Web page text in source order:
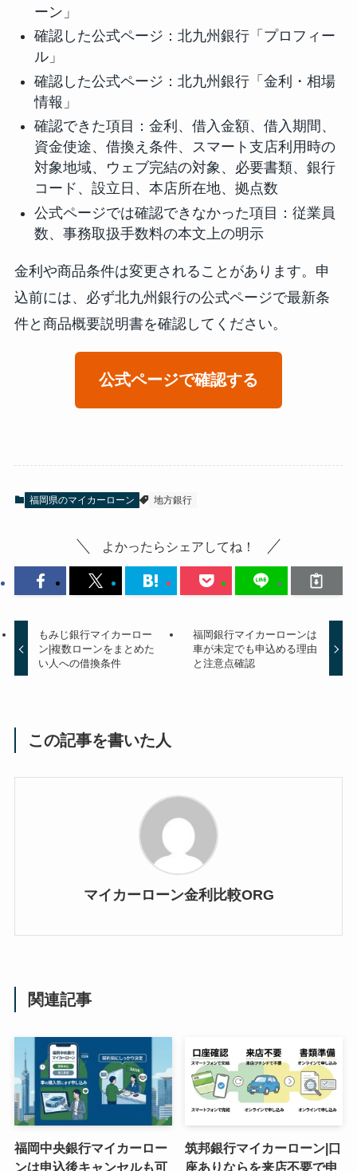
ーン」
確認した公式ページ：北九州銀行「プロフィー
ル」
確認した公式ページ：北九州銀行「金利・相場
情報」
確認できた項目：金利、借入金額、借入期間、
資金使途、借換え条件、スマート支店利用時の
対象地域、ウェブ完結の対象、必要書類、銀行
コード、設立日、本店所在地、拠点数
公式ページでは確認できなかった項目：従業員
数、事務取扱手数料の本文上の明示
金利や商品条件は変更されることがあります。申
込前には、必ず北九州銀行の公式ページで最新条
件と商品概要説明書を確認してください。
公式ページで確認する
福岡県のマイカーローン 地方銀行
よかったらシェアしてね！
もみじ銀行マイカーロー
ン|複数ローンをまとめた
い人への借換条件
福岡銀行マイカーローンは
車が未定でも申込める理由
と注意点確認
この記事を書いた人
マイカーローン金利比較ORG
関連記事
福岡中央銀行マイカーロー
ンは申込後キャンセルも可
筑邦銀行マイカーローン|口
座ありならを来店不要で申